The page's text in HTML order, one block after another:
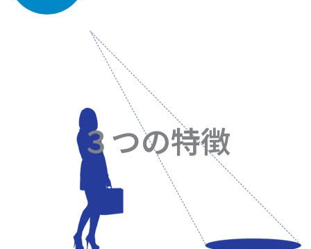
３つの特徴